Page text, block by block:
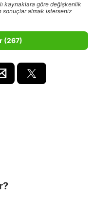
kaynaklara göre değişkenlik
sonuçlar almak isterseniz
(267)